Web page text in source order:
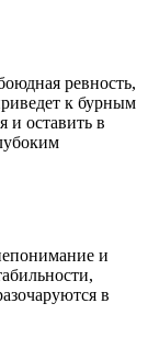
ревность,
к бурным
и оставить в
и
в